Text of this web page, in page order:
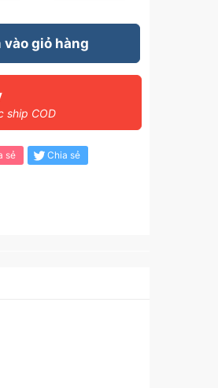
vào giỏ hàng
ship COD
sẻ Chia sẻ